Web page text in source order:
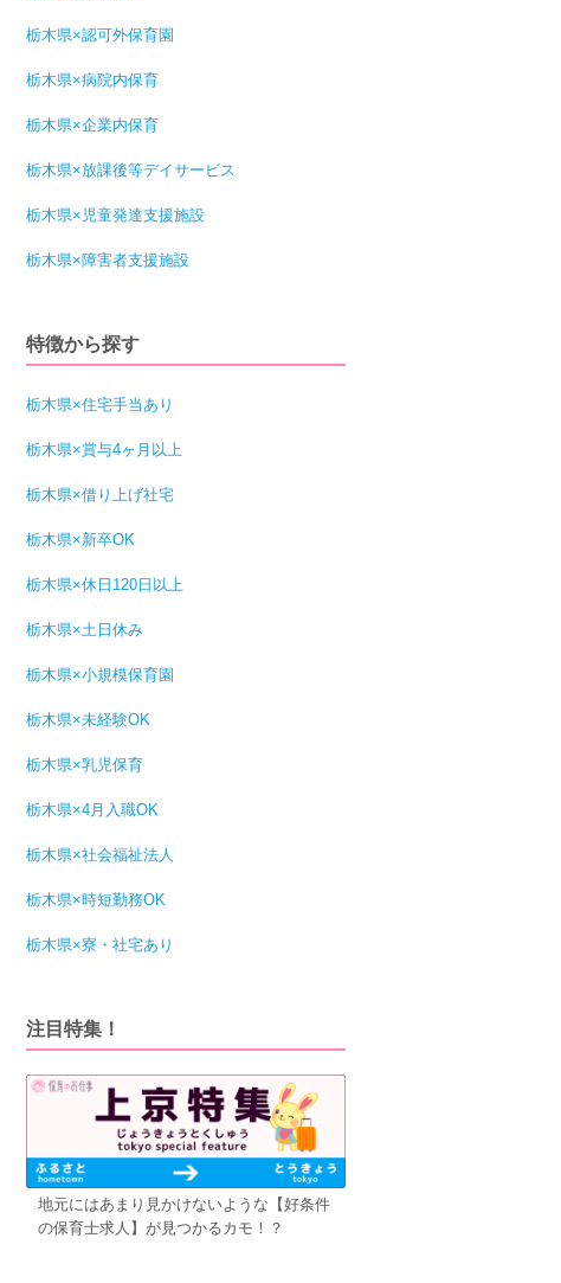
栃木県×認可外保育園
栃木県×病院内保育
栃木県×企業内保育
栃木県×放課後等デイサービス
栃木県×児童発達支援施設
栃木県×障害者支援施設
特徴から探す
栃木県×住宅手当あり
栃木県×賞与4ヶ月以上
栃木県×借り上げ社宅
栃木県×新卒OK
栃木県×休日120日以上
栃木県×土日休み
栃木県×小規模保育園
栃木県×未経験OK
栃木県×乳児保育
栃木県×4月入職OK
栃木県×社会福祉法人
栃木県×時短勤務OK
栃木県×寮・社宅あり
注目特集！
地元にはあまり見かけないような【好条件
の保育士求人】が見つかるカモ！？